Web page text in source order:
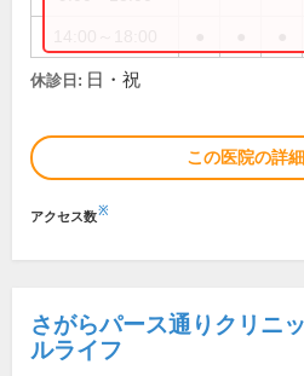
休診日: 日・祝
この医院の詳
アクセス数※
さがらパース通りクリニ
ルライフ